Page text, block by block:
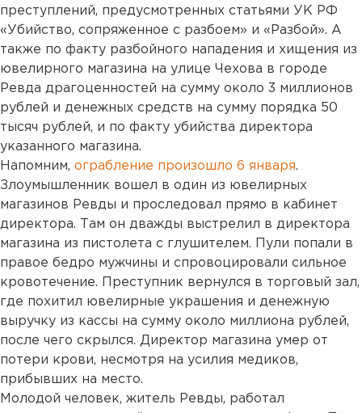
преступлений, предусмотренных статьями УК РФ
«Убийство, сопряженное с разбоем» и «Разбой». А
также по факту разбойного нападения и хищения из
ювелирного магазина на улице Чехова в городе
Ревда драгоценностей на сумму около 3 миллионов
рублей и денежных средств на сумму порядка 50
тысяч рублей, и по факту убийства директора
указанного магазина.
Напомним, ограбление произошло 6 января.
Злоумышленник вошел в один из ювелирных
магазинов Ревды и проследовал прямо в кабинет
директора. Там он дважды выстрелил в директора
магазина из пистолета с глушителем. Пули попали в
правое бедро мужчины и спровоцировали сильное
кровотечение. Преступник вернулся в торговый зал,
где похитил ювелирные украшения и денежную
выручку из кассы на сумму около миллиона рублей,
после чего скрылся. Директор магазина умер от
потери крови, несмотря на усилия медиков,
прибывших на место.
Молодой человек, житель Ревды, работал